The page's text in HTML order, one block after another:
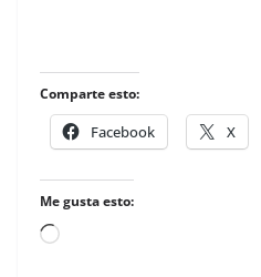
Comparte esto:
Facebook X
Me gusta esto:
Loading…